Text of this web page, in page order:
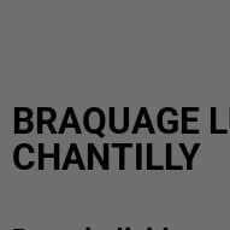
BRAQUAGE
CHANTILLY